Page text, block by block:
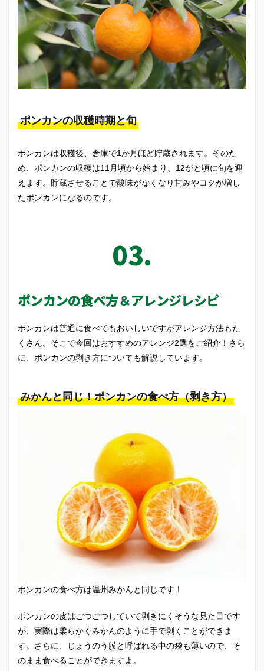
ポンカンの収穫時期と旬
ポンカンは収穫後、倉庫で1か月ほど貯蔵されます。そのた
め、ポンカンの収穫は11月頃から始まり、12がと頃に旬を迎
えます。貯蔵させることで酸味がなくなり甘みやコクが増し
たポンカンになるのです。
ポンカンの食べ方＆アレンジレシピ
ポンカンは普通に食べてもおいしいですがアレンジ方法もた
くさん。そこで今回はおすすめのアレンジ2選をご紹介！さら
に、ポンカンの剥き方についても解説しています。
みかんと同じ！ポンカンの食べ方（剥き方）
ポンカンの食べ方は温州みかんと同じです！
ポンカンの皮はごつごつしていて剥きにくそうな見た目です
が、実際は柔らかくみかんのように手で剥くことができま
す。さらに、じょうのう膜と呼ばれる中の袋も薄いので、そ
のまま食べることができますよ。